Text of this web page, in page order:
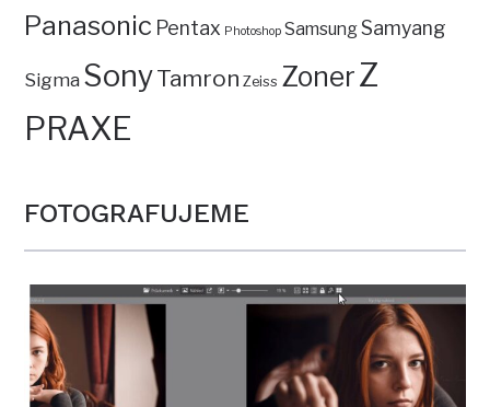
Panasonic Pentax Photoshop SamsungSamyang
Sigma SonyTamron Zeiss ZonerZ
PRAXE
FOTOGRAFUJEME